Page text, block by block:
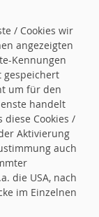
Ort
/ Cookies wir
angezeigten
Kennungen
gespeichert
um für den
handelt
diese Cookies /
Aktivierung
auch
die USA, nach
im Einzelnen